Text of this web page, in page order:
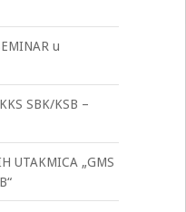
u
SBK/KSB –
UTAKMICA „GMS